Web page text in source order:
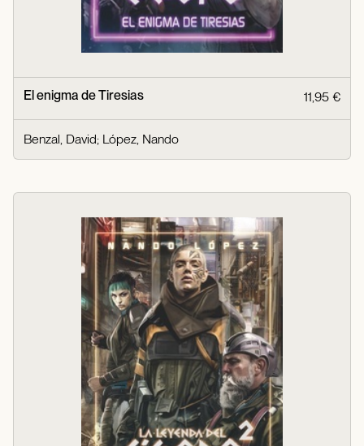
El enigma de Tiresias 11,95 €
Benzal, David; López, Nando